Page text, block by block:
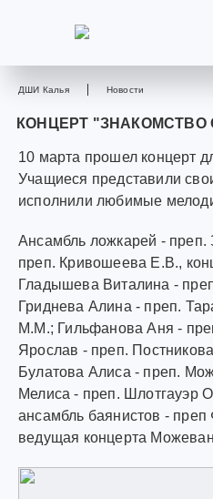
ДШИ Калья Новости
КОНЦЕРТ
10 марта прошел концерт
Учащиеся представили
исполнили любимые
Ансамбль ложкарей -
преп. Кривошеева Е.В.,
Гладышева Виталина -
Гриднева Алина - преп.
М.М.; Гильфанова Аня -
Ярослав - преп.
Булатова Алиса - преп.
Мелиса - преп. Шлотгауэр
ансамбль баянистов -
ведущая концерта